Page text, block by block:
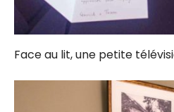
Face au lit, une petite